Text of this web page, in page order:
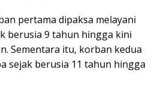
pertama dipaksa melayani
berusia 9 tahun hingga kini
Sementara itu, korban kedua
sejak berusia 11 tahun hingga